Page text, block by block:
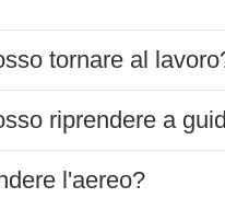
tornare al
riprendere a
l'aereo?